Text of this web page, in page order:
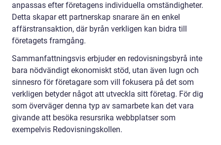
anpassas efter företagens individuella omständigheter.
Detta skapar ett partnerskap snarare än en enkel
affärstransaktion, där byrån verkligen kan bidra till
företagets framgång.
Sammanfattningsvis erbjuder en redovisningsbyrå inte
bara nödvändigt ekonomiskt stöd, utan även lugn och
sinnesro för företagare som vill fokusera på det som
verkligen betyder något att utveckla sitt företag. För dig
som överväger denna typ av samarbete kan det vara
givande att besöka resursrika webbplatser som
exempelvis Redovisningskollen.